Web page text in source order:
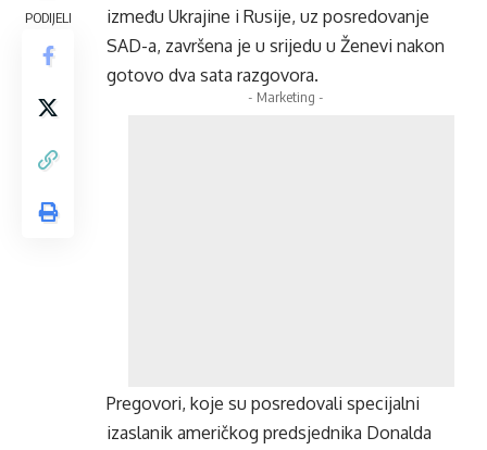
PODIJELI
između Ukrajine i Rusije, uz posredovanje
SAD-a, završena je u srijedu u Ženevi nakon
gotovo dva sata razgovora.
- Marketing -
Pregovori, koje su posredovali specijalni
izaslanik američkog predsjednika Donalda